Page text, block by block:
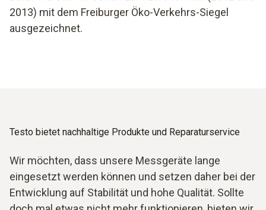
2013) mit dem Freiburger Öko-Verkehrs-Siegel
ausgezeichnet.
Testo bietet nachhaltige Produkte und Reparaturservice
Wir möchten, dass unsere Messgeräte lange
eingesetzt werden können und setzen daher bei der
Entwicklung auf Stabilität und hohe Qualität. Sollte